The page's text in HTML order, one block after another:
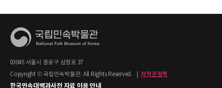
03045 서울시 종로구 삼청로 37
Copyright © 국립민속박물관. All Rights Reserved.
저작권정책
한국민속대백과사전 자료 이용 안내